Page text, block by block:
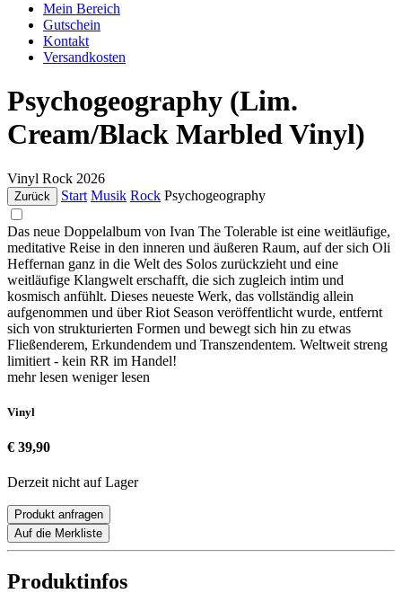
Mein Bereich
Gutschein
Kontakt
Versandkosten
Psychogeography (Lim.
Cream/Black Marbled Vinyl)
Vinyl Rock 2026
Zurück Start Musik Rock Psychogeography
Das neue Doppelalbum von Ivan The Tolerable ist eine weitläufige,
meditative Reise in den inneren und äußeren Raum, auf der sich Oli
Heffernan ganz in die Welt des Solos zurückzieht und eine
weitläufige Klangwelt erschafft, die sich zugleich intim und
kosmisch anfühlt. Dieses neueste Werk, das vollständig allein
aufgenommen und über Riot Season veröffentlicht wurde, entfernt
sich von strukturierten Formen und bewegt sich hin zu etwas
Fließenderem, Erkundendem und Transzendentem. Weltweit streng
limitiert - kein RR im Handel!
mehr lesen weniger lesen
Vinyl
€ 39,90
Derzeit nicht auf Lager
Produkt anfragen
Auf die Merkliste
Produktinfos